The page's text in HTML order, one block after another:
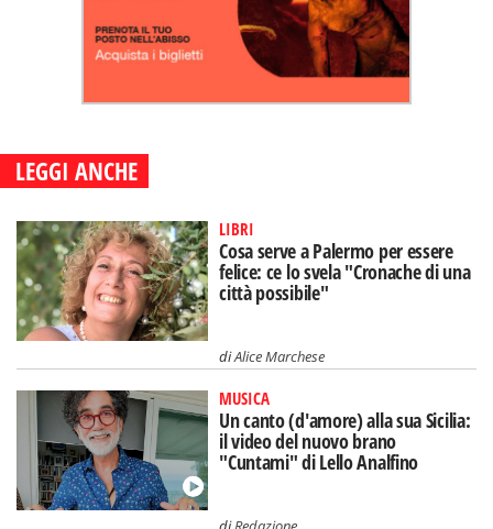
LEGGI ANCHE
LIBRI
Cosa serve a Palermo per essere
felice: ce lo svela "Cronache di una
città possibile"
diAlice Marchese
MUSICA
Un canto (d'amore) alla sua Sicilia:
il video del nuovo brano
"Cuntami" di Lello Analfino